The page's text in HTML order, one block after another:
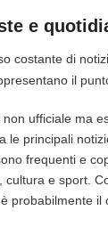
e
costante di
il
non ufficiale ma
le principali
frequenti e
cultura e sport.
probabilmente il